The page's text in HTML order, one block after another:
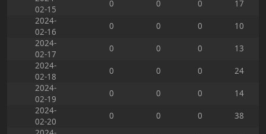
02-15
0 0 0
17
2024-
02-16
0 0 0
10
2024-
02-17
0 0 0
13
2024-
02-18
0 0 0
24
2024-
02-19
0 0 0
14
2024-
02-20
0 0 0
38